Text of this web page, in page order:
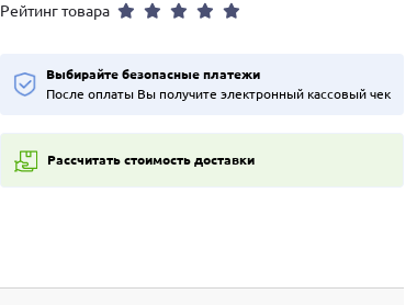
Рейтинг товара
Выбирайте безопасные платежи
После оплаты Вы получите электронный кассовый чек
Рассчитать стоимость доставки